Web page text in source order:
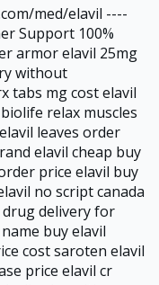
med/elavil ----
Support 100%
armor elavil 25mg
without
tabs mg cost elavil
relax muscles
leaves order
elavil cheap buy
price elavil buy
no script canada
drug delivery for
buy elavil
cost saroten elavil
price elavil cr